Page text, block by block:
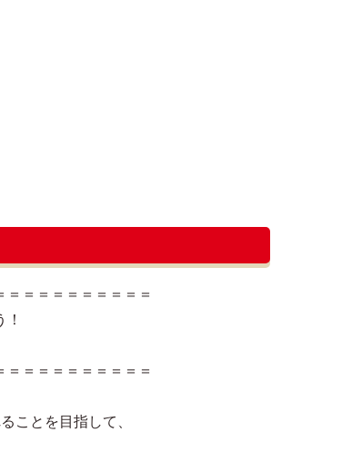
＝＝＝＝＝＝＝＝＝
＝＝＝＝＝＝＝＝＝
ことを目指して、